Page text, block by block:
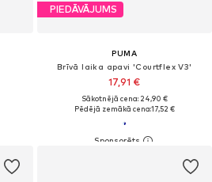
PIEDĀVĀJUMS
PUMA
Brīvā laika apavi 'Courtflex V3'
17,91 €
Sākotnējā cena: 24,90 €
Pēdējā zemākā cena:17,52 €